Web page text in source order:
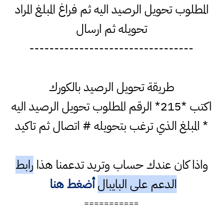
المطلوب تحويل الرصيد اليه ثم فراغ المبلغ المراد
تحويله ثم ارسال
---------------------------------
طريقة تحويل الرصيد بالكورك
اكتب *215* الرقم المطلوب تحويل الرصيد اليه
* المبلغ الذي ترغب بتحويله # اتصال ثم تاكيد
واذا كان عندك حساب وتريد تدعمنا هذارابط
الدعم على البايبال أضغط هنا
===========